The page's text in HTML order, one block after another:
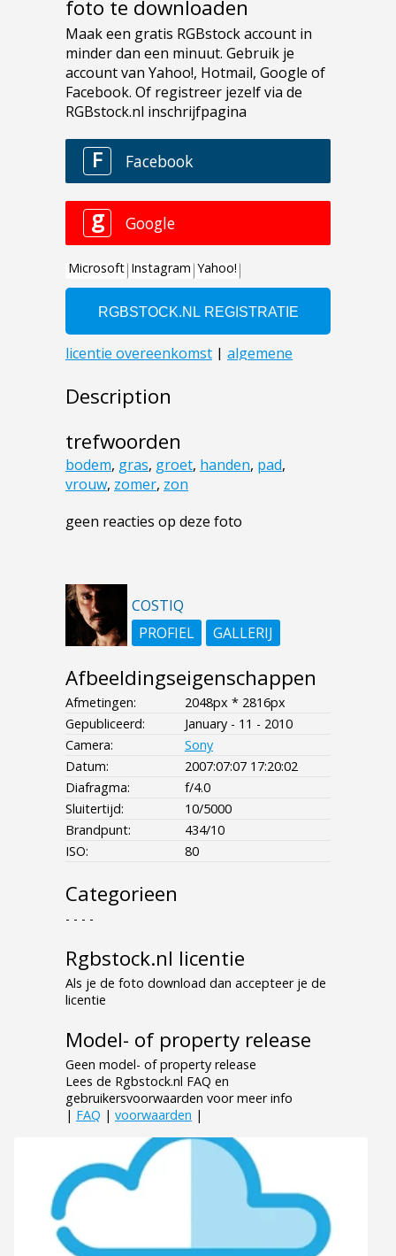
foto te downloaden
Description
trefwoorden
bodem, gras, groet, handen, pad,
vrouw, zomer, zon
geen reacties op deze foto
COSTIQ
PROFIEL
GALLERIJ
Afbeeldingseigenschappen
Afmetingen:
2048px * 2816px
Gepubliceerd:
January - 11 - 2010
Camera:
Sony
Datum:
2007:07:07 17:20:02
Diafragma:
f/4.0
Sluitertijd:
10/5000
Brandpunt:
434/10
ISO:
80
Categorieen
- - - -
Rgbstock.nl licentie
Als je de foto download dan accepteer je de
licentie
Model- of property release
Geen model- of property release
Lees de Rgbstock.nl FAQ en
gebruikersvoorwaarden voor meer info
| FAQ | voorwaarden |